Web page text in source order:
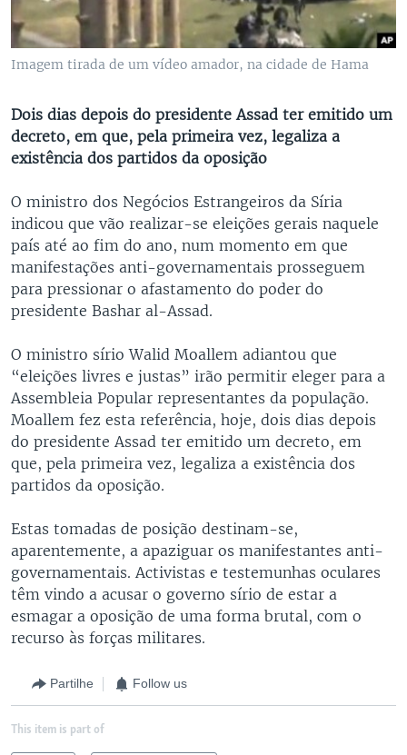
Imagem tirada de um vídeo amador, na cidade de Hama
Dois dias depois do presidente Assad ter emitido um
decreto, em que, pela primeira vez, legaliza a
existência dos partidos da oposição
O ministro dos Negócios Estrangeiros da Síria
indicou que vão realizar-se eleições gerais naquele
país até ao fim do ano, num momento em que
manifestações anti-governamentais prosseguem
para pressionar o afastamento do poder do
presidente Bashar al-Assad.
O ministro sírio Walid Moallem adiantou que
“eleições livres e justas” irão permitir eleger para a
Assembleia Popular representantes da população.
Moallem fez esta referência, hoje, dois dias depois
do presidente Assad ter emitido um decreto, em
que, pela primeira vez, legaliza a existência dos
partidos da oposição.
Estas tomadas de posição destinam-se,
aparentemente, a apaziguar os manifestantes anti-
governamentais. Activistas e testemunhas oculares
têm vindo a acusar o governo sírio de estar a
esmagar a oposição de uma forma brutal, com o
recurso às forças militares.
Partilhe Follow us
This item is part of